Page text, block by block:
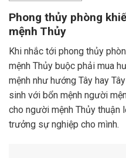
Phong thủy phòng
mệnh Thủy
Khi nhắc tới phong thủy
mệnh Thủy buộc phải mua
mệnh như hướng Tây hay
sinh với bổn mệnh người
cho người mệnh Thủy thuận
trưởng sự nghiệp cho mình.